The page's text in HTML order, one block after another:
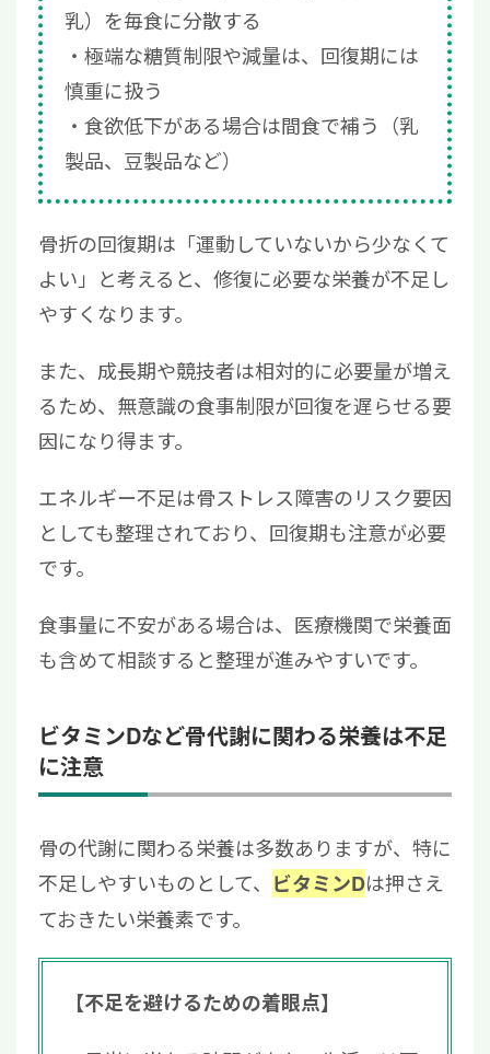
乳）を毎食に分散する
極端な糖質制限や減量は、回復期には
慎重に扱う
食欲低下がある場合は間食で補う（乳
製品、豆製品など）
骨折の回復期は「運動していないから少なくて
よい」と考えると、修復に必要な栄養が不足し
やすくなります。
また、成長期や競技者は相対的に必要量が増え
るため、無意識の食事制限が回復を遅らせる要
因になり得ます。
エネルギー不足は骨ストレス障害のリスク要因
としても整理されており、回復期も注意が必要
です。
食事量に不安がある場合は、医療機関で栄養面
も含めて相談すると整理が進みやすいです。
ビタミンDなど骨代謝に関わる栄養は不足
に注意
骨の代謝に関わる栄養は多数ありますが、特に
不足しやすいものとして、 ビタミンDは押さえ
ておきたい栄養素です。
【不足を避けるための着眼点】